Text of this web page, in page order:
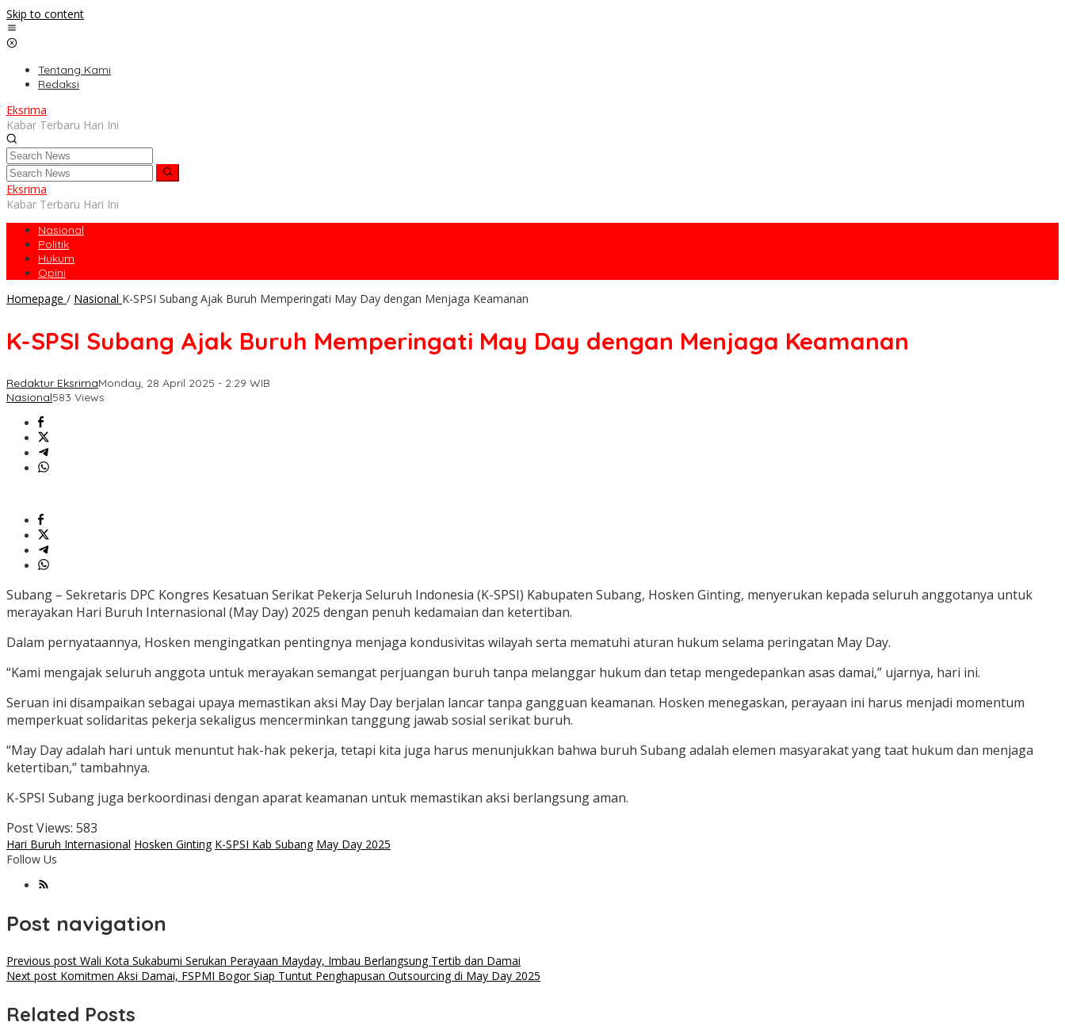
Skip to content
Tentang Kami
Redaksi
Eksrima
Kabar Terbaru Hari Ini
Eksrima
Kabar Terbaru Hari Ini
Nasional
Politik
Hukum
Opini
Homepage / Nasional K-SPSI Subang Ajak Buruh Memperingati May Day dengan Menjaga Keamanan
K-SPSI Subang Ajak Buruh Memperingati May Day dengan Menjaga Keamanan
Redaktur EksrimaMonday, 28 April 2025 - 2:29 WIB
Nasional583 Views
Subang – Sekretaris DPC Kongres Kesatuan Serikat Pekerja Seluruh Indonesia (K-SPSI) Kabupaten Subang, Hosken Ginting, menyerukan kepada seluruh anggotanya untuk
merayakan Hari Buruh Internasional (May Day) 2025 dengan penuh kedamaian dan ketertiban.
Dalam pernyataannya, Hosken mengingatkan pentingnya menjaga kondusivitas wilayah serta mematuhi aturan hukum selama peringatan May Day.
“Kami mengajak seluruh anggota untuk merayakan semangat perjuangan buruh tanpa melanggar hukum dan tetap mengedepankan asas damai,” ujarnya, hari ini.
Seruan ini disampaikan sebagai upaya memastikan aksi May Day berjalan lancar tanpa gangguan keamanan. Hosken menegaskan, perayaan ini harus menjadi momentum
memperkuat solidaritas pekerja sekaligus mencerminkan tanggung jawab sosial serikat buruh.
“May Day adalah hari untuk menuntut hak-hak pekerja, tetapi kita juga harus menunjukkan bahwa buruh Subang adalah elemen masyarakat yang taat hukum dan menjaga
ketertiban,” tambahnya.
K-SPSI Subang juga berkoordinasi dengan aparat keamanan untuk memastikan aksi berlangsung aman.
Post Views: 583
Hari Buruh Internasional Hosken Ginting K-SPSI Kab Subang May Day 2025
Follow Us
Post navigation
Previous post Wali Kota Sukabumi Serukan Perayaan Mayday, Imbau Berlangsung Tertib dan Damai
Next post Komitmen Aksi Damai, FSPMI Bogor Siap Tuntut Penghapusan Outsourcing di May Day 2025
Related Posts